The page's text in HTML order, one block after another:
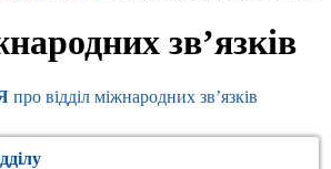
зв’язків
про відділ міжнародних зв’язків